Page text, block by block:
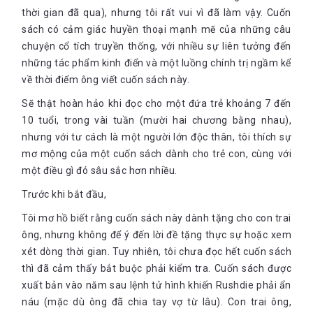
thời gian đã qua), nhưng tôi rất vui vì đã làm vậy. Cuốn
sách có cảm giác huyền thoại mạnh mẽ của những câu
chuyện cổ tích truyền thống, với nhiều sự liên tưởng đến
những tác phẩm kinh điển và một luồng chính trị ngầm kể
về thời điểm ông viết cuốn sách này.
Sẽ thật hoàn hảo khi đọc cho một đứa trẻ khoảng 7 đến
10 tuổi, trong vài tuần (mười hai chương bằng nhau),
nhưng với tư cách là một người lớn độc thân, tôi thích sự
mơ mộng của một cuốn sách dành cho trẻ con, cùng với
một điều gì đó sâu sắc hơn nhiều.
Trước khi bắt đầu,
Tôi mơ hồ biết rằng cuốn sách này dành tặng cho con trai
ông, nhưng không để ý đến lời đề tặng thực sự hoặc xem
xét dòng thời gian. Tuy nhiên, tôi chưa đọc hết cuốn sách
thì đã cảm thấy bắt buộc phải kiểm tra. Cuốn sách được
xuất bản vào năm sau lệnh tử hình khiến Rushdie phải ẩn
náu (mặc dù ông đã chia tay vợ từ lâu). Con trai ông,